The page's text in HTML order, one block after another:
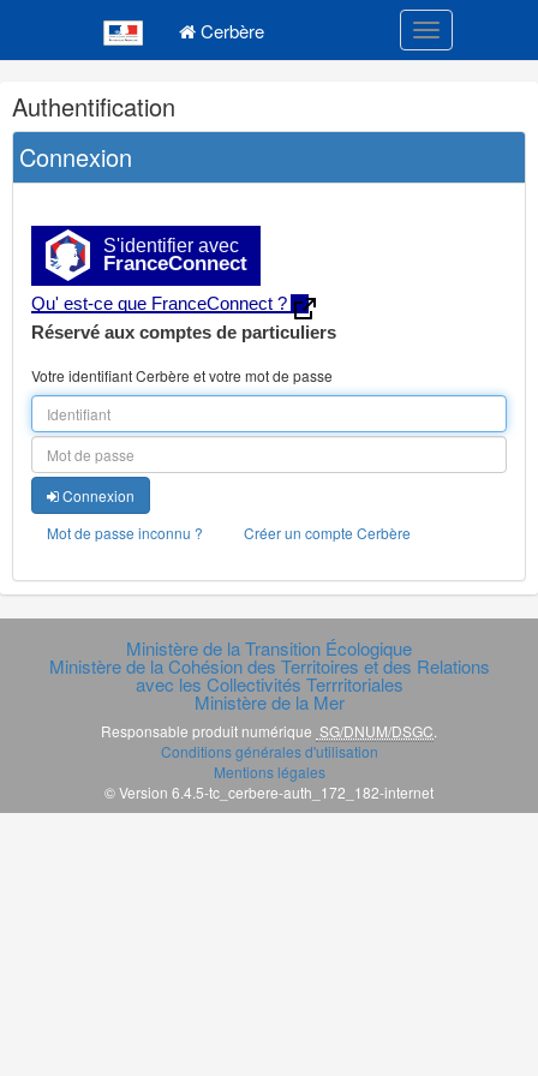
Cerbère Toggle
Navigation
et
outils
annexes
Authentification
Connexion
S'identifier avec
FranceConnect
Qu' est-ce que FranceConnect ?
Réservé aux comptes de particuliers
Votre identifiant Cerbère et votre mot de passe
Connexion
Mot de passe inconnu ?
Créer un compte Cerbère
Ministère de la Transition Écologique
Ministère de la Cohésion des Territoires et des Relations
avec les Collectivités Terrritoriales
Ministère de la Mer
Responsable produit numérique SG/DNUM/DSGC.
Conditions générales d'utilisation
Mentions légales
© Version 6.4.5-tc_cerbere-auth_172_182-internet